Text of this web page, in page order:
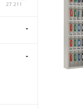
27 211